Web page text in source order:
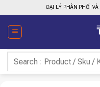
qua
nội
dung
ĐẠI LÝ PHÂN PHỐI VÀ
kiếm: